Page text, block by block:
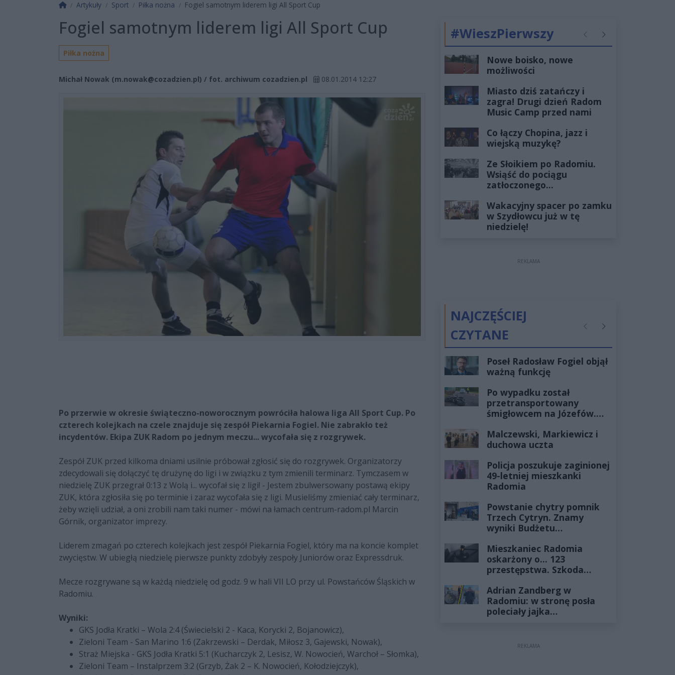
Strona główna
Artykuły Sport Piłka nożna Fogiel samotnym liderem ligi All Sport Cup
Fogiel samotnym liderem ligi All Sport Cup
Piłka nożna
Michał Nowak (m.nowak@cozadzien.pl) / fot. archiwum cozadzien.pl 08.01.2014 12:27
Po przerwie w okresie świąteczno-noworocznym powróciła halowa liga All Sport Cup. Po
czterech kolejkach na czele znajduje się zespół Piekarnia Fogiel. Nie zabrakło też
incydentów. Ekipa ZUK Radom po jednym meczu... wycofała się z rozgrywek.
Zespół ZUK przed kilkoma dniami usilnie próbował zgłosić się do rozgrywek. Organizatorzy
zdecydowali się dołączyć tę drużynę do ligi i w związku z tym zmienili terminarz. Tymczasem w
niedzielę ZUK przegrał 0:13 z Wolą i... wycofał się z ligi! - Jestem zbulwersowany postawą ekipy
ZUK, która zgłosiła się po terminie i zaraz wycofała się z ligi. Musieliśmy zmieniać cały terminarz,
żeby wzięli udział, a oni zrobili nam taki numer - mówi na łamach centrum-radom.pl Marcin
Górnik, organizator imprezy.
Liderem zmagań po czterech kolejkach jest zespół Piekarnia Fogiel, który ma na koncie komplet
zwycięstw. W ubiegłą niedzielę pierwsze punkty zdobyły zespoły Juniorów oraz Expressdruk.
Mecze rozgrywane są w każdą niedzielę od godz. 9 w hali VII LO przy ul. Powstańców Śląskich w
Radomiu.
Wyniki:
GKS Jodła Kratki – Wola 2:4 (Świecielski 2 - Kaca, Korycki 2, Bojanowicz),
Zieloni Team - San Marino 1:6 (Zakrzewski – Derdak, Miłosz 3, Gajewski, Nowak),
Straż Miejska - GKS Jodła Kratki 5:1 (Kucharczyk 2, Lesisz, W. Nowocień, Warchoł – Słomka),
Zieloni Team – Instalprzem 3:2 (Grzyb, Żak 2 – K. Nowocień, Kołodziejczyk),
#WieszPierwszy PoprzednieNastępne
Nowe boisko, nowe
możliwości
Miasto dziś zatańczy i
zagra! Drugi dzień Radom
Music Camp przed nami
Co łączy Chopina, jazz i
wiejską muzykę?
Ze Słoikiem po Radomiu.
Wsiąść do pociągu
zatłoczonego...
Wakacyjny spacer po zamku
w Szydłowcu już w tę
niedzielę!
REKLAMA
NAJCZĘŚCIEJ
CZYTANE
PoprzednieNastępne
Poseł Radosław Fogiel objął
ważną funkcję
Po wypadku został
przetransportowany
śmigłowcem na Józefów.
żyłach
Malczewski, Markiewicz i
duchowa uczta
Policja poszukuje zaginionej
49-letniej mieszkanki
Radomia
Powstanie chytry pomnik
Trzech Cytryn. Znamy
wyniki Budżetu
Mieszkaniec Radomia
oskarżony o... 123
przestępstwa. Szkoda
złotych
Adrian Zandberg w
Radomiu: w stronę posła
poleciały jajka…
REKLAMA